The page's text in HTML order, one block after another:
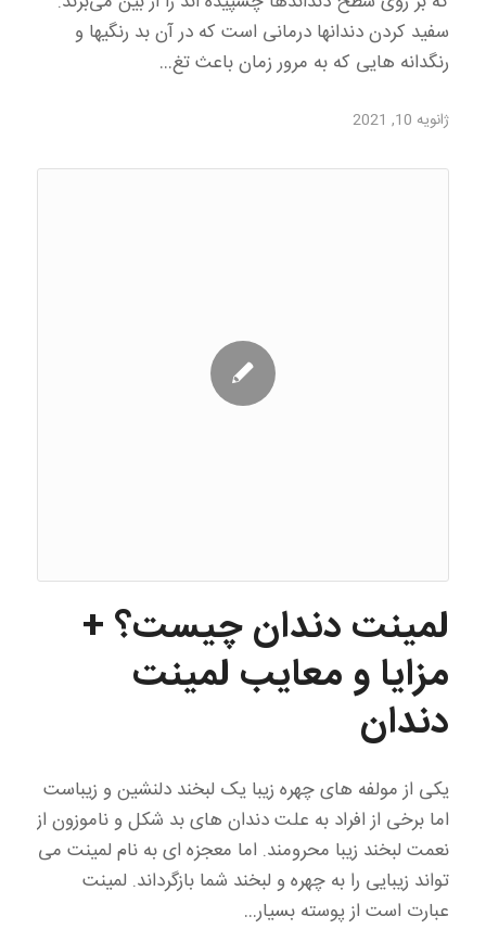
سفید کردن دندانها درمانی است که در آن بد رنگیها و
رنگدانه هایی که به مرور زمان باعث تغ…
ژانویه 10, 2021
لمینت دندان چیست؟ +
مزایا و معایب لمینت
دندان
یکی از مولفه های چهره زیبا یک لبخند دلنشین و زیباست
اما برخی از افراد به علت دندان های بد شکل و ناموزون از
نعمت لبخند زیبا محرومند. اما معجزه ای به نام لمینت می
تواند زیبایی را به چهره و لبخند شما بازگرداند. لمینت
عبارت است از پوسته بسیار…